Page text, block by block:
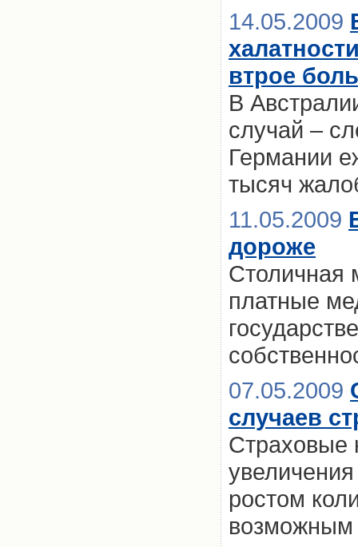
14.05.2009
втрое
В
случай –
Германии
тысяч
11.05.2009
дороже
Столичная
платные
07.05.2009
случаев
Страховые
ростом
возможным